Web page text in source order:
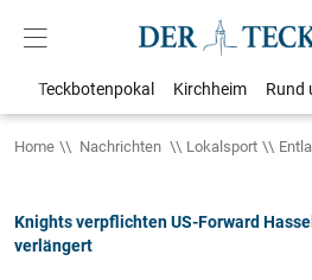
Teckbotenpokal Kirchheim Rund
Home Nachrichten Lokalsport
Knights verpflichten US-Forward
verlängert